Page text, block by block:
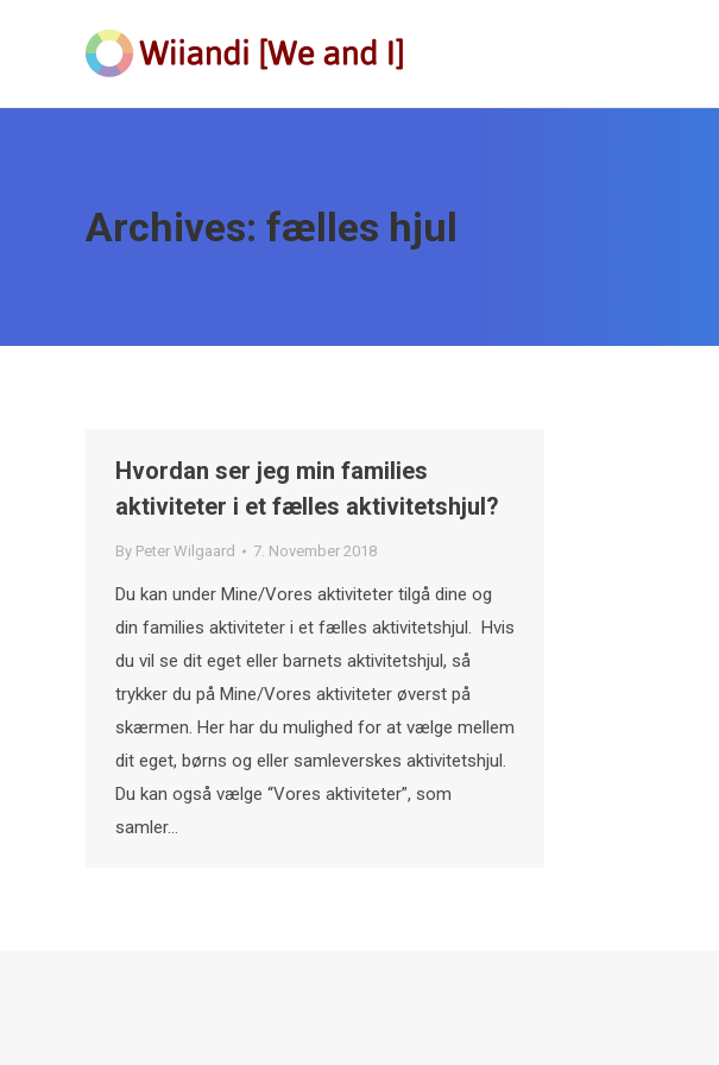
Archives: fælles hjul
Hvordan ser jeg min families
aktiviteter i et fælles aktivitetshjul?
By Peter Wilgaard 7. November 2018
Du kan under Mine/Vores aktiviteter tilgå dine og
din families aktiviteter i et fælles aktivitetshjul. Hvis
du vil se dit eget eller barnets aktivitetshjul, så
trykker du på Mine/Vores aktiviteter øverst på
skærmen. Her har du mulighed for at vælge mellem
dit eget, børns og eller samleverskes aktivitetshjul.
Du kan også vælge “Vores aktiviteter”, som
samler…